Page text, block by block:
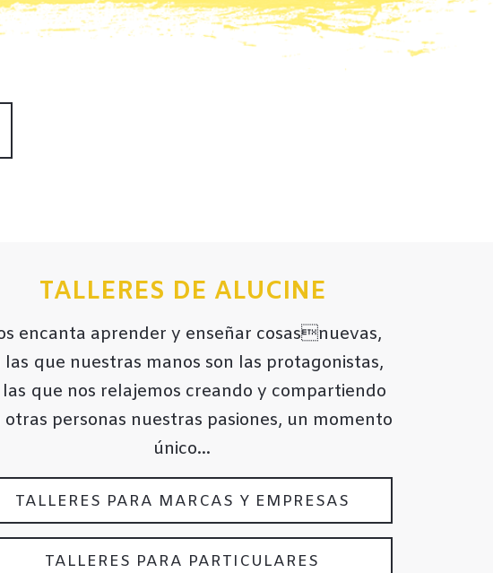
TALLERES DE ALUCINE
encanta aprender y enseñar cosasnuevas,
las que nuestras manos son las protagonistas,
que nos relajemos creando y compartiendo
otras personas nuestras pasiones, un momento
único…
TALLERES PARA MARCAS Y EMPRESAS
TALLERES PARA PARTICULARES